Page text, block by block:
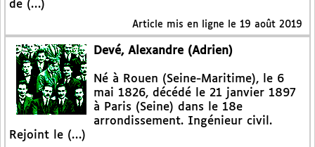
de (…)
Article mis en ligne le 19 août 2019
Devé, Alexandre (Adrien)
Né à Rouen (Seine-Maritime), le 6
mai 1826, décédé le 21 janvier 1897
à Paris (Seine) dans le 18e
arrondissement. Ingénieur civil.
Rejoint le (…)